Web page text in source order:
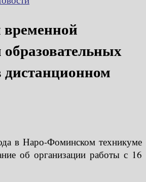
в Наро-Фоминском техникуме
об организации работы с 16